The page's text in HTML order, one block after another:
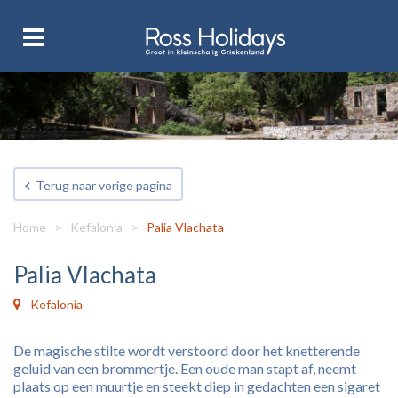
Terug naar vorige pagina
Home > Kefalonia > Palia Vlachata
Palia Vlachata
Kefalonia
De magische stilte wordt verstoord door het knetterende
geluid van een brommertje. Een oude man stapt af, neemt
plaats op een muurtje en steekt diep in gedachten een sigaret